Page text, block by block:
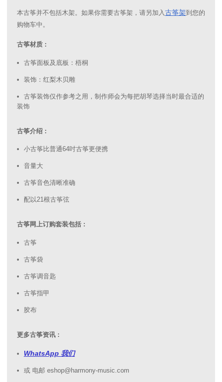
本古筝并不包括木架。如果你需要古筝架，请另加入古筝架到您的
购物车中。
古筝材质 :
古筝面板及底板：梧桐
装饰：红梨木贝雕
古筝装饰仅作参考之用，制作师会为每把胡琴选择当时最合适的
装饰
古筝介绍 :
小古筝比普通64吋古筝更便携
音量大
古筝音色清晰准确
配以21根古筝弦
古筝网上订购套装包括 :
古筝
古筝袋
古筝调音匙
古筝指甲
胶布
更多古筝资讯 :
WhatsApp 我们
或 电邮 eshop@harmony-music.com